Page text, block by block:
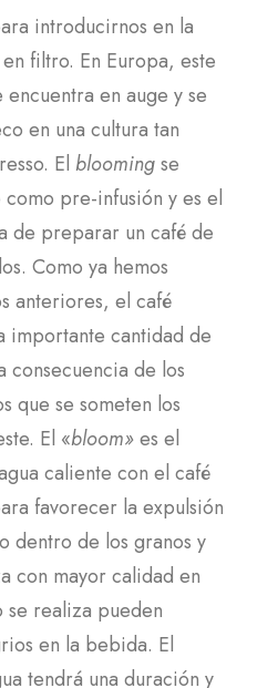
introducirnos en la
filtro. En Europa, este
en auge y se
en una cultura tan
El bloomingse
pre-infusión y es el
de preparar un café de
Como ya hemos
anteriores, el café
importante cantidad de
de los
que se someten los
El «bloom»es el
caliente con el café
favorecer la expulsión
dentro de los granos y
con mayor calidad en
se realiza pueden
en la bebida. El
tendrá una duración y